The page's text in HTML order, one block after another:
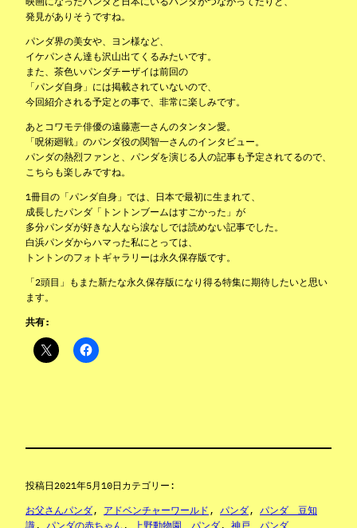
発見がありそうですね。
パンダ界の美女や、ヨン様など、
イケパンさん達も沢山出てくるみたいです。
また、茶色いパンダチーザイは前回の
「パンダ自身」には掲載されていないので、
今回紹介される予定との事で、非常に楽しみです。
あとコワモテ俳優の遠藤憲一さんのタンタン愛。
「呪術廻戦」のパンダ役の関智一さんのインタビュー。
パンダの熱烈ファンと、パンダを演じる人の記事も予定されてるので、
こちらも楽しみですね。
1冊目の「パンダ自身」では、日本で最初に生まれて、
成長したパンダ「トントンブームはすごかった」が
多分パンダが好きな人なら涙なしでは読めない記事でした。
白浜パンダからハマった私にとっては、
トントンのフォトギャラリーは永久保存版です。
「2頭目」もまた新たな永久保存版になり得る特集に期待したいと思い
ます。
共有:
投稿日2021年5月10日 カテゴリー:
お父さんパンダ, アドベンチャーワールド , パンダ, パンダ 豆知
識 , パンダの赤ちゃん , 上野動物園 パンダ , 神戸 パンダ